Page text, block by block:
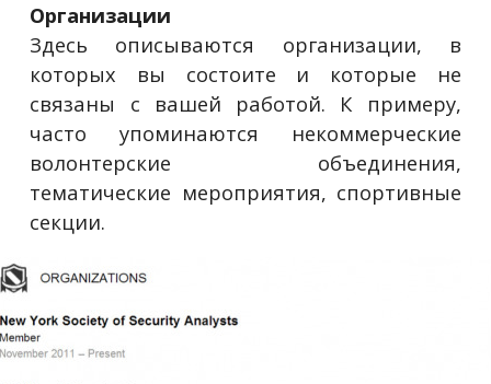
Организации
Здесь описываются организации, в
которых вы состоите и которые не
связаны с вашей работой. К примеру,
часто упоминаются некоммерческие
волонтерские объединения,
тематические мероприятия, спортивные
секции.